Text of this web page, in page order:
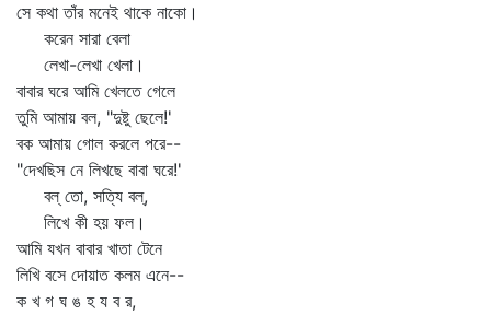
সে কথা তাঁর মনেই থাকে নাকো।
করেন সারা বেলা
লেখা-লেখা খেলা।
বাবার ঘরে আমি খেলতে গেলে
তুমি আমায় বল, "দুষ্টু ছেলে!'
বক আমায় গোল করলে পরে--
"দেখছিস নে লিখছে বাবা ঘরে!'
বল্‌ তো, সত্যি বল্‌,
লিখে কী হয় ফল।
আমি যখন বাবার খাতা টেনে
লিখি বসে দোয়াত কলম এনে--
ক খ গ ঘ ঙ হ য ব র,